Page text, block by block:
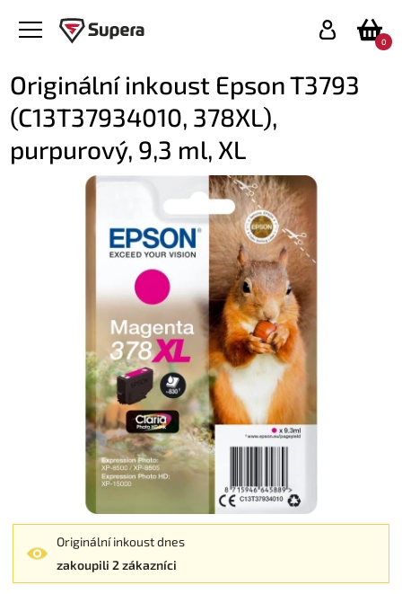
0
Originální inkoust Epson T3793
(C13T37934010, 378XL),
purpurový, 9,3 ml, XL
Originální inkoust dnes
zakoupili 2 zákazníci